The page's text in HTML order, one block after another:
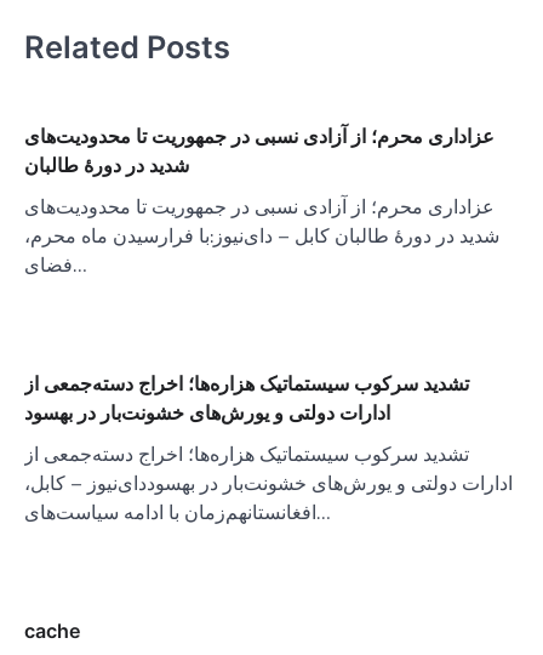
Related Posts
عزاداری محرم؛ از آزادی نسبی در جمهوریت تا محدودیت‌های
شدید در دورهٔ طالبان
عزاداری محرم؛ از آزادی نسبی در جمهوریت تا محدودیت‌های
شدید در دورهٔ طالبان کابل – دای‌نیوز:با فرارسیدن ماه محرم،
فضای…
تشدید سرکوب سیستماتیک هزاره‌ها؛ اخراج دسته‌جمعی از
ادارات دولتی و یورش‌های خشونت‌بار در بهسود
تشدید سرکوب سیستماتیک هزاره‌ها؛ اخراج دسته‌جمعی از
ادارات دولتی و یورش‌های خشونت‌بار در بهسوددای‌نیوز – کابل،
افغانستانهم‌زمان با ادامه سیاست‌های…
cache